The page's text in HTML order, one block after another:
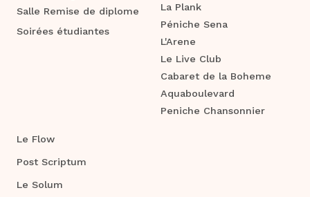
Salle Remise de diplome
Soirées étudiantes
La Plank
Péniche Sena
L'Arene
Le Live Club
Cabaret de la Boheme
Aquaboulevard
Peniche Chansonnier
Le Flow
Post Scriptum
Le Solum